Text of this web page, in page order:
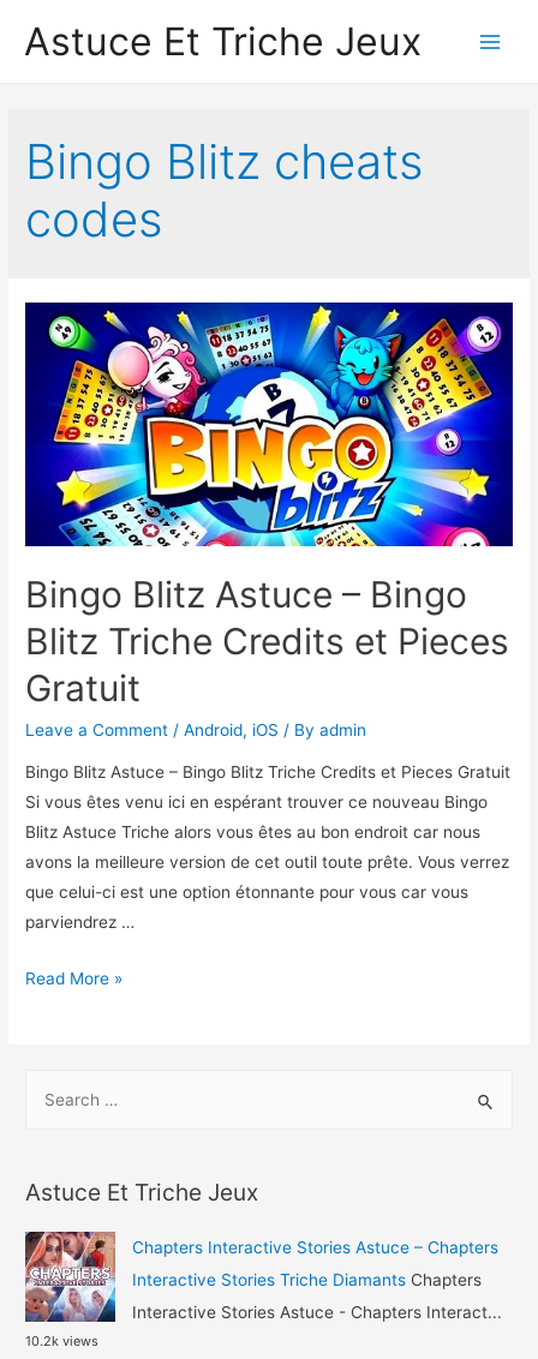
Astuce Et Triche Jeux
Bingo Blitz cheats
codes
Bingo Blitz Astuce – Bingo
Blitz Triche Credits et Pieces
Gratuit
Leave a Comment /Android, iOS / Byadmin
Bingo Blitz Astuce – Bingo Blitz Triche Credits et Pieces Gratuit
Si vous êtes venu ici en espérant trouver ce nouveau Bingo
Blitz Astuce Triche alors vous êtes au bon endroit car nous
avons la meilleure version de cet outil toute prête. Vous verrez
que celui-ci est une option étonnante pour vous car vous
parviendrez …
Bingo
Bingo
Credits
Pieces
Gratuit
Read More »
h
f
o
r
Astuce Et Triche Jeux
Chapters Interactive Stories Astuce – Chapters
Interactive Stories Triche Diamants Chapters
Interactive Stories Astuce - Chapters Interact...
10.2k views